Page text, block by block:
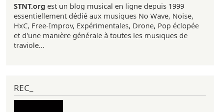
STNT.org est un blog musical en ligne depuis 1999
essentiellement dédié aux musiques No Wave, Noise,
HxC, Free-Improv, Expérimentales, Drone, Pop éclopée
et d'une manière générale à toutes les musiques de
traviole...
REC_